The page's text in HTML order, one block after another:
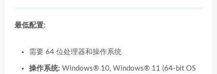
最低配置:
需要 64 位处理器和操作系统
操作系统: Windows® 10, Windows® 11 (64-bit OS